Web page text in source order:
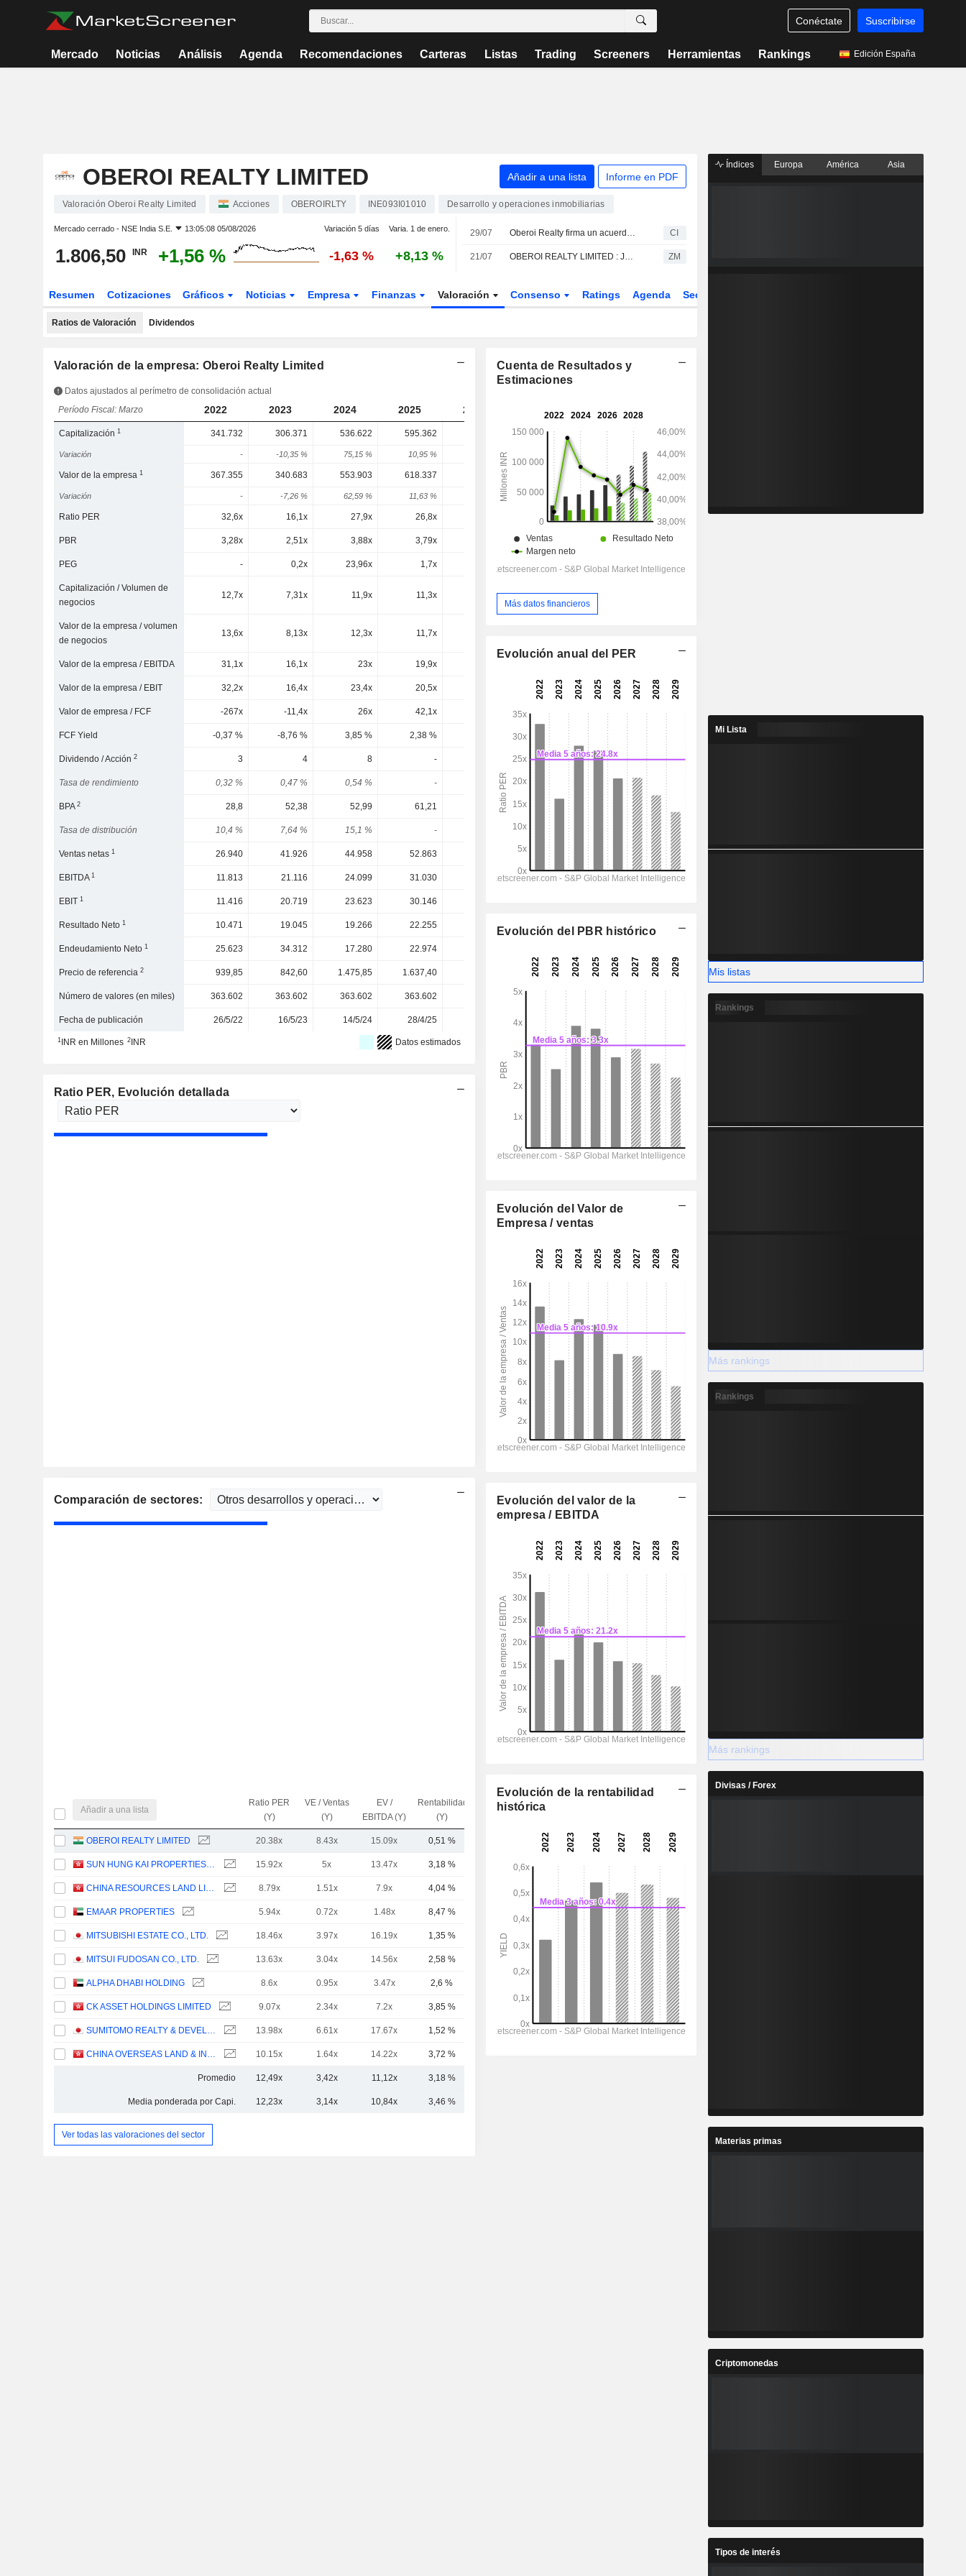
Conéctate Suscribirse
Mercado Noticias Análisis Agenda Recomendaciones Carteras Listas Trading Screeners Herramientas Rankings Edición España
OBEROI REALTY LIMITED Añadir a una lista Informe en PDF
Valoración Oberoi Realty Limited Acciones OBEROIRLTY INE093I01010 Desarrollo y operaciones inmobiliarias
Mercado cerrado - NSE India S.E. 13:05:08 05/08/2026 Variación 5 días Varia. 1 de enero.
1.806,50 INR +1,56 % -1,63 % +8,13 %
29/07 Oberoi Realty firma un acuerdo para la remodelación de terrenos en Malabar Hill, Bombay CI
21/07 OBEROI REALTY LIMITED : Jefferies & Co. permanece neutral ZM
Resumen Cotizaciones Gráficos Noticias Empresa Finanzas Valoración Consenso Ratings Agenda Sector
Ratios de Valoración Dividendos
Valoración de la empresa: Oberoi Realty Limited
Datos ajustados al perímetro de consolidación actual
Período Fiscal: Marzo
2022 2023 2024 2025 2026 2027 2028
Capitalización1 341.732 306.371 536.622 595.362 656.847
Variación - -10,35 % 75,15 % 10,95 % -13,34 % 27,31 %
Valor de la empresa1 367.355 340.683 553.903 618.337 662.111 656.701 641.715
Variación - -7,26 % 62,59 % 11,63 % -14,73 % 25,58 % -0,82 % -2,28 %
Ratio PER 32,6x 16,1x 27,9x 26,8x 20,7x 16,8x 13,1x
PBR 3,28x 2,51x 3,88x 3,79x 3,15x 2,68x
PEG - 0,2x 23,96x 1,7x 0,8x 0,7x
Capitalización / Volumen de
negocios
12,7x 7,31x 11,9x 11,3x 8,59x 8,49x
Valor de la empresa / volumen
de negocios
13,6x 8,13x 12,3x 11,7x
Valor de la empresa / EBITDA 31,1x 16,1x 23x 19,9x
Valor de la empresa / EBIT 32,2x 16,4x 23,4x 20,5x 15,5x 12,9x 10,3x
Valor de empresa / FCF -267x -11,4x 26x 42,1x 82,8x 50,7x
FCF Yield -0,37 % -8,76 % 3,85 % 2,38 % 1,21 % 1,97 %
Dividendo / Acción2 3 4 8 - 9,101 9,564 8,622
Tasa de rendimiento 0,32 % 0,47 % 0,54 % - - 0,5 % 0,53 %
BPA2 28,8 52,38 52,99 61,21 68,96 87,26 107,7
Tasa de distribución 10,4 % 7,64 % 15,1 % - 10,4 % 8,88 % 6,23 %
Ventas netas1 26.940 41.926 44.958 52.863 77.393 92.620 116.385
EBITDA1 11.813 21.116 24.099 31.030 33.582 43.211 52.184 63.525
EBIT1 11.416 20.719 23.623 30.146
Resultado Neto1 10.471 19.045 19.266 22.255 25.074 31.250 38.203 47.472
Endeudamiento Neto1 25.623 34.312 17.280 22.974
Precio de referencia2 939,85 842,60 1.475,85 1.637,40 1.806,50 1.806,50 1.806,50
Número de valores (en miles) 363.602 363.602 363.602 363.602 363.602
Fecha de publicación 26/5/22 16/5/23 14/5/24 28/4/25 -
1INR en Millones 2INR Datos estimados
Ratio PER, Evolución detallada
Comparación de sectores:
Añadir a una lista
Ratio PER
(Y)
VE / Ventas
(Y)
EV /
EBITDA (Y)
Rentabilidad
(Y)
Capi.($)
OBEROI REALTY LIMITED 20.38x 8.43x 15.09x 0,51 %
SUN HUNG KAI PROPERTIES LIMITED 15.92x 5x 13.47x 3,18 % 45,3 mil M
CHINA RESOURCES LAND LIMITED 8.79x 1.51x 7.9x 4,04 % 30,39 mil M
EMAAR PROPERTIES 5.94x 0.72x 1.48x 8,47 %
MITSUBISHI ESTATE CO., LTD. 18.46x 3.97x 16.19x 1,35 % 28,26 mil M
MITSUI FUDOSAN CO., LTD. 13.63x 3.04x 14.56x 2,58 % 25,18 mil M
ALPHA DHABI HOLDING 8.6x 0.95x 3.47x 2,6 %
CK ASSET HOLDINGS LIMITED 9.07x 2.34x 7.2x 3,85 %
SUMITOMO REALTY & DEVELOPMENT CO., LTD. 13.98x 6.61x 17.67x 1,52 % 20,42 mil M
CHINA OVERSEAS LAND & INVESTMENT LIMITED 10.15x 1.64x 14.22x 3,72 %
Promedio 12,49x 3,42x 11,12x 3,18 %
Media ponderada por Capi. 12,23x 3,14x 10,84x 3,46 %
Ver todas las valoraciones del sector
Cuenta de Resultados y
Estimaciones
Más datos financieros
Evolución anual del PER
Evolución del PBR histórico
Evolución del Valor de
Empresa / ventas
Evolución del valor de la
empresa / EBITDA
Evolución de la rentabilidad
histórica
Índices Europa América Asia
Mi Lista
Mis listas
Rankings
Más rankings
Rankings
Más rankings
Divisas / Forex
Materias primas
Criptomonedas
Tipos de interés